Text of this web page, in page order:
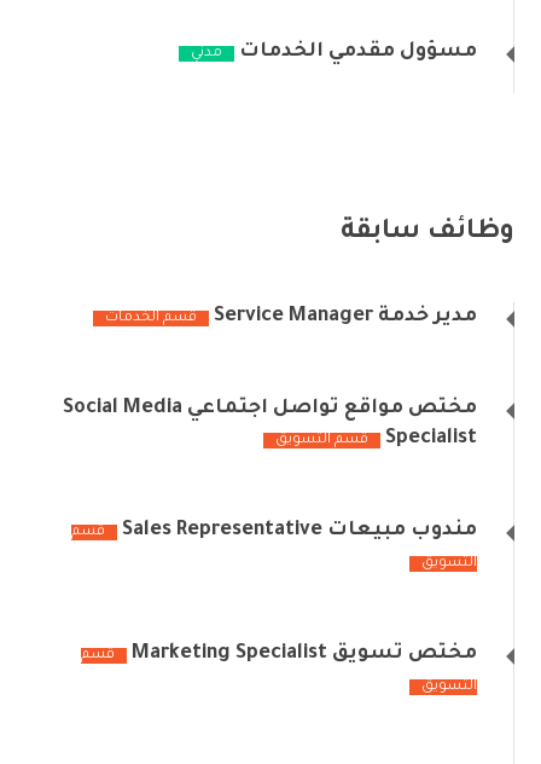
مسؤول مقدمي الخدمات مدني
وظائف سابقة
مدير خدمة Service Manager قسم الخدمات
مختص مواقع تواصل اجتماعي Social Media
Specialist
قسم التسويق
مندوب مبيعات Sales Representative
قسم
التسويق
مختص تسويق Marketing Specialist
قسم
التسويق